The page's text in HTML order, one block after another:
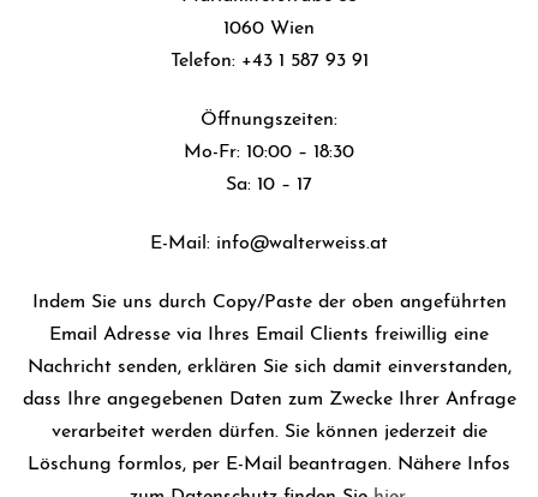
1060 Wien
Telefon: +43 1 587 93 91
Öffnungszeiten:
Mo-Fr: 10:00 – 18:30
Sa: 10 – 17
E-Mail: info@walterweiss.at
Indem Sie uns durch Copy/Paste der oben angeführten
Email Adresse via Ihres Email Clients freiwillig eine
Nachricht senden, erklären Sie sich damit einverstanden,
dass Ihre angegebenen Daten zum Zwecke Ihrer Anfrage
verarbeitet werden dürfen. Sie können jederzeit die
Löschung formlos, per E-Mail beantragen. Nähere Infos